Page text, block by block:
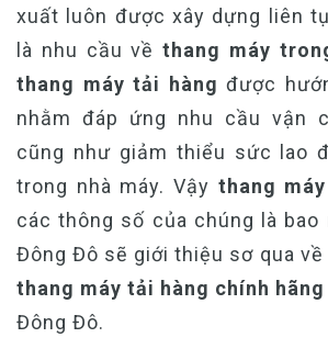
xuất luôn được xây dựng liên
là nhu cầu về thang máy
thang máy tải hàng được
nhằm đáp ứng nhu cầu vận
cũng như giảm thiểu sức lao
trong nhà máy. Vậy thang
các thông số của chúng là bao
Đông Đô sẽ giới thiệu sơ qua về
thang máy tải hàng chính hãng
Đông Đô.